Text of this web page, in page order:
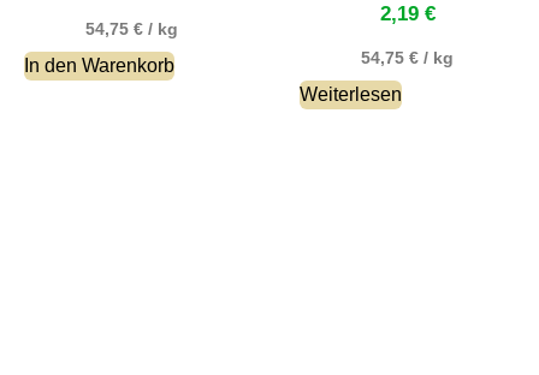
54,75 € / kg
In den Warenkorb
2,19 €
54,75 € / kg
Weiterlesen